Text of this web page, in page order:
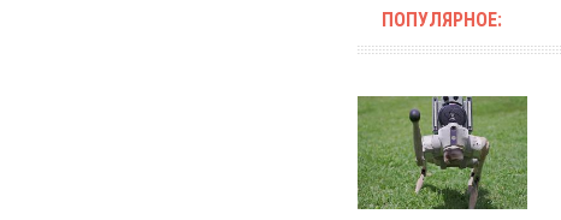
ПОПУЛЯРНОЕ: